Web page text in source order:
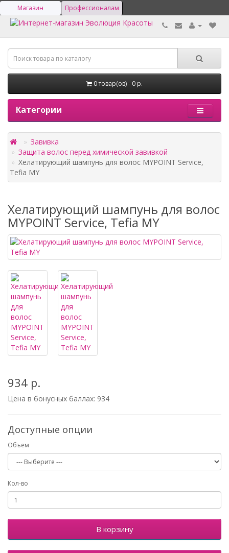
Магазин Профессионалам
0 товар(ов) - 0 р.
Категории
Завивка
Защита волос перед химической завивкой
Хелатирующий шампунь для волос MYPOINT Service,
Tefia MY
Хелатирующий шампунь для волос
MYPOINT Service, Tefia MY
934 р.
Цена в бонусных баллах: 934
Доступные опции
Объем
Кол-во
В корзину